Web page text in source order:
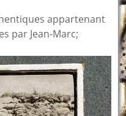
appartenant
par Jean-Marc;